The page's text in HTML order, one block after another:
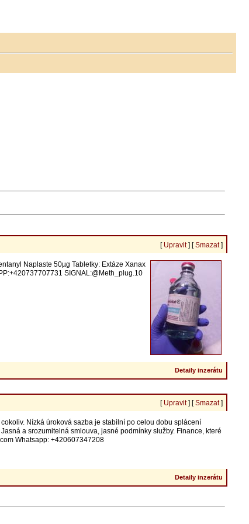
[ Upravit] [Smazat]
Naplaste 50µg Tabletky: Extáze Xanax
SIGNAL:@Meth_plug.10
Detaily inzerátu
[ Upravit] [Smazat]
Nízká úroková sazba je stabilní po celou dobu splácení
a srozumitelná smlouva, jasné podmínky služby. Finance, které
Whatsapp: +420607347208
Detaily inzerátu